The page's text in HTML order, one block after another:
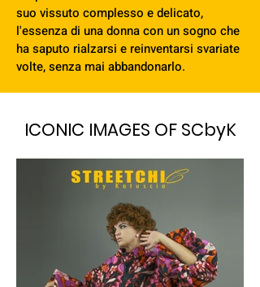
suo vissuto complesso e delicato,
l'essenza di una donna con un sogno che
ha saputo rialzarsi e reinventarsi svariate
volte, senza mai abbandonarlo.
ICONIC IMAGES OF SCbyK